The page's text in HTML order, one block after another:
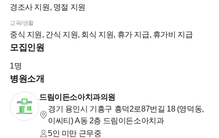
-가족/지인할인 적용
소아치과 특성 상 방학시즌을 제외한 평일 오전은 한가해서 업
무 강도가 낮고 위임진료가 없습니다^^
초보자도 금방 배워서 적응 할 수 있는 편안한 근무 환경입니다
^^
경력상관없이 편하게 지원해주세요^^
경조사 지원, 명절 지원
교육/생활
중식 지원, 간식 지원, 회식 지원, 휴가 지급, 휴가비 지급
모집인원
1명
병원소개
드림이든소아치과의원
경기 용인시 기흥구 흥덕2로87번길 18 (영덕동,
이씨티) A동 2층 드림이든소아치과
5인 미만 근무중